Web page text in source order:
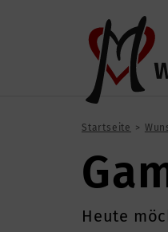
Startseite
Heute